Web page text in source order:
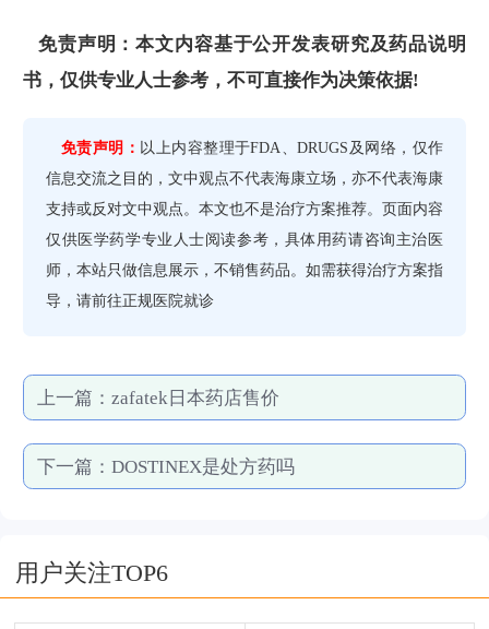
免责声明：本文内容基于公开发表研究及药品说明
书，仅供专业人士参考，不可直接作为决策依据!
免责声明： 以上内容整理于FDA、DRUGS及网络，仅作
信息交流之目的，文中观点不代表海康立场，亦不代表海康
支持或反对文中观点。本文也不是治疗方案推荐。页面内容
仅供医学药学专业人士阅读参考，具体用药请咨询主治医
师，本站只做信息展示，不销售药品。如需获得治疗方案指
导，请前往正规医院就诊
上一篇： zafatek日本药店售价
下一篇： DOSTINEX是处方药吗
用户关注TOP6